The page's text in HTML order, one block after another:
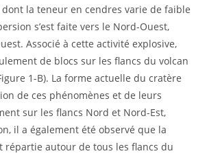
dont la teneur en cendres varie de faible
s’est faite vers le Nord-Ouest,
Associé à cette activité explosive,
de blocs sur les flancs du volcan
1-B). La forme actuelle du cratère
de ces phénomènes et de leurs
sur les flancs Nord et Nord-Est,
il a également été observé que la
répartie autour de tous les flancs du